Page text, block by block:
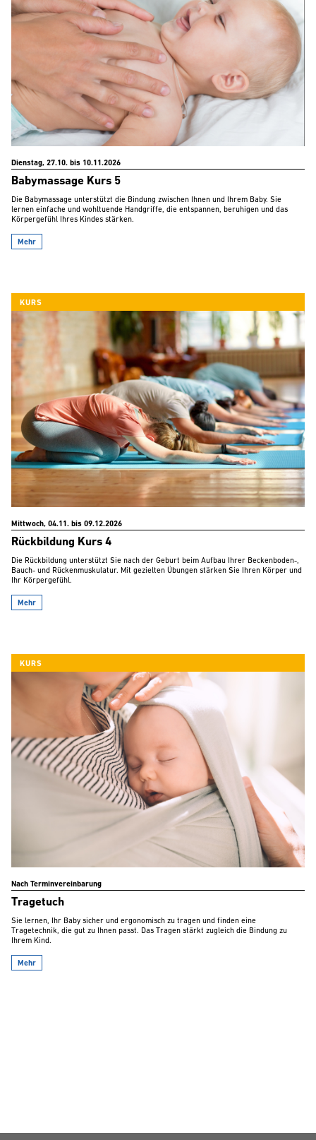
Dienstag, 27.10. bis 10.11.2026
Babymassage Kurs 5
Die Babymassage unterstützt die Bindung zwischen Ihnen und Ihrem Baby. Sie
lernen einfache und wohltuende Handgriffe, die entspannen, beruhigen und das
Körpergefühl Ihres Kindes stärken.
Mehr
KURS
Mittwoch, 04.11. bis 09.12.2026
Rückbildung Kurs 4
Die Rückbildung unterstützt Sie nach der Geburt beim Aufbau Ihrer Beckenboden-,
Bauch- und Rückenmuskulatur. Mit gezielten Übungen stärken Sie Ihren Körper und
Ihr Körpergefühl.
Mehr
KURS
Nach Terminvereinbarung
Tragetuch
Sie lernen, Ihr Baby sicher und ergonomisch zu tragen und finden eine
Tragetechnik, die gut zu Ihnen passt. Das Tragen stärkt zugleich die Bindung zu
Ihrem Kind.
Mehr